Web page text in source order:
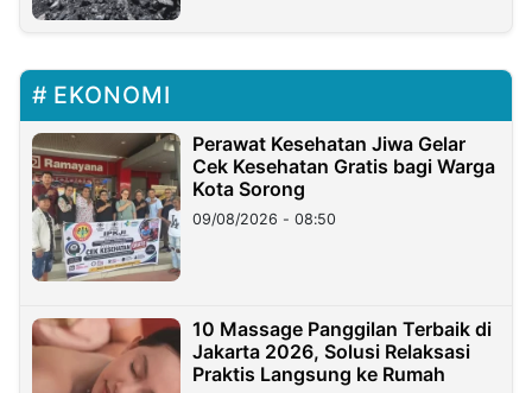
EKONOMI
Perawat Kesehatan Jiwa Gelar
Cek Kesehatan Gratis bagi Warga
Kota Sorong
09/08/2026 - 08:50
10 Massage Panggilan Terbaik di
Jakarta 2026, Solusi Relaksasi
Praktis Langsung ke Rumah